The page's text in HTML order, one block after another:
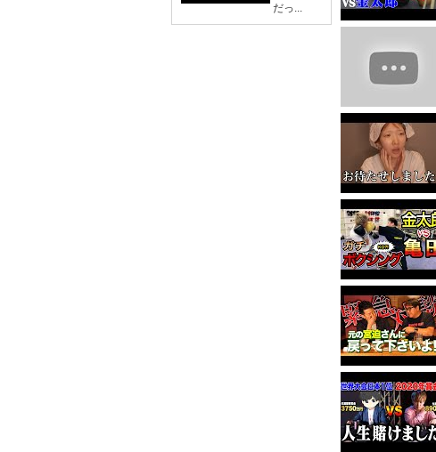
だっ...